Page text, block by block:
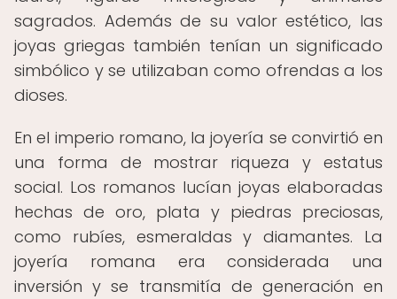
sagrados. Además de su valor estético, las
joyas griegas también tenían un significado
simbólico y se utilizaban como ofrendas a los
dioses.
En el imperio romano, la joyería se convirtió en
una forma de mostrar riqueza y estatus
social. Los romanos lucían joyas elaboradas
hechas de oro, plata y piedras preciosas,
como rubíes, esmeraldas y diamantes. La
joyería romana era considerada una
inversión y se transmitía de generación en